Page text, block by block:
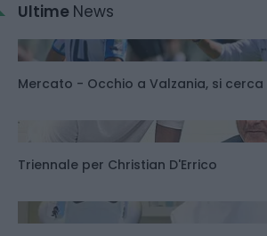
Ultime News
Mercato - Occhio a Valzania, si
Triennale per Christian D'Errico